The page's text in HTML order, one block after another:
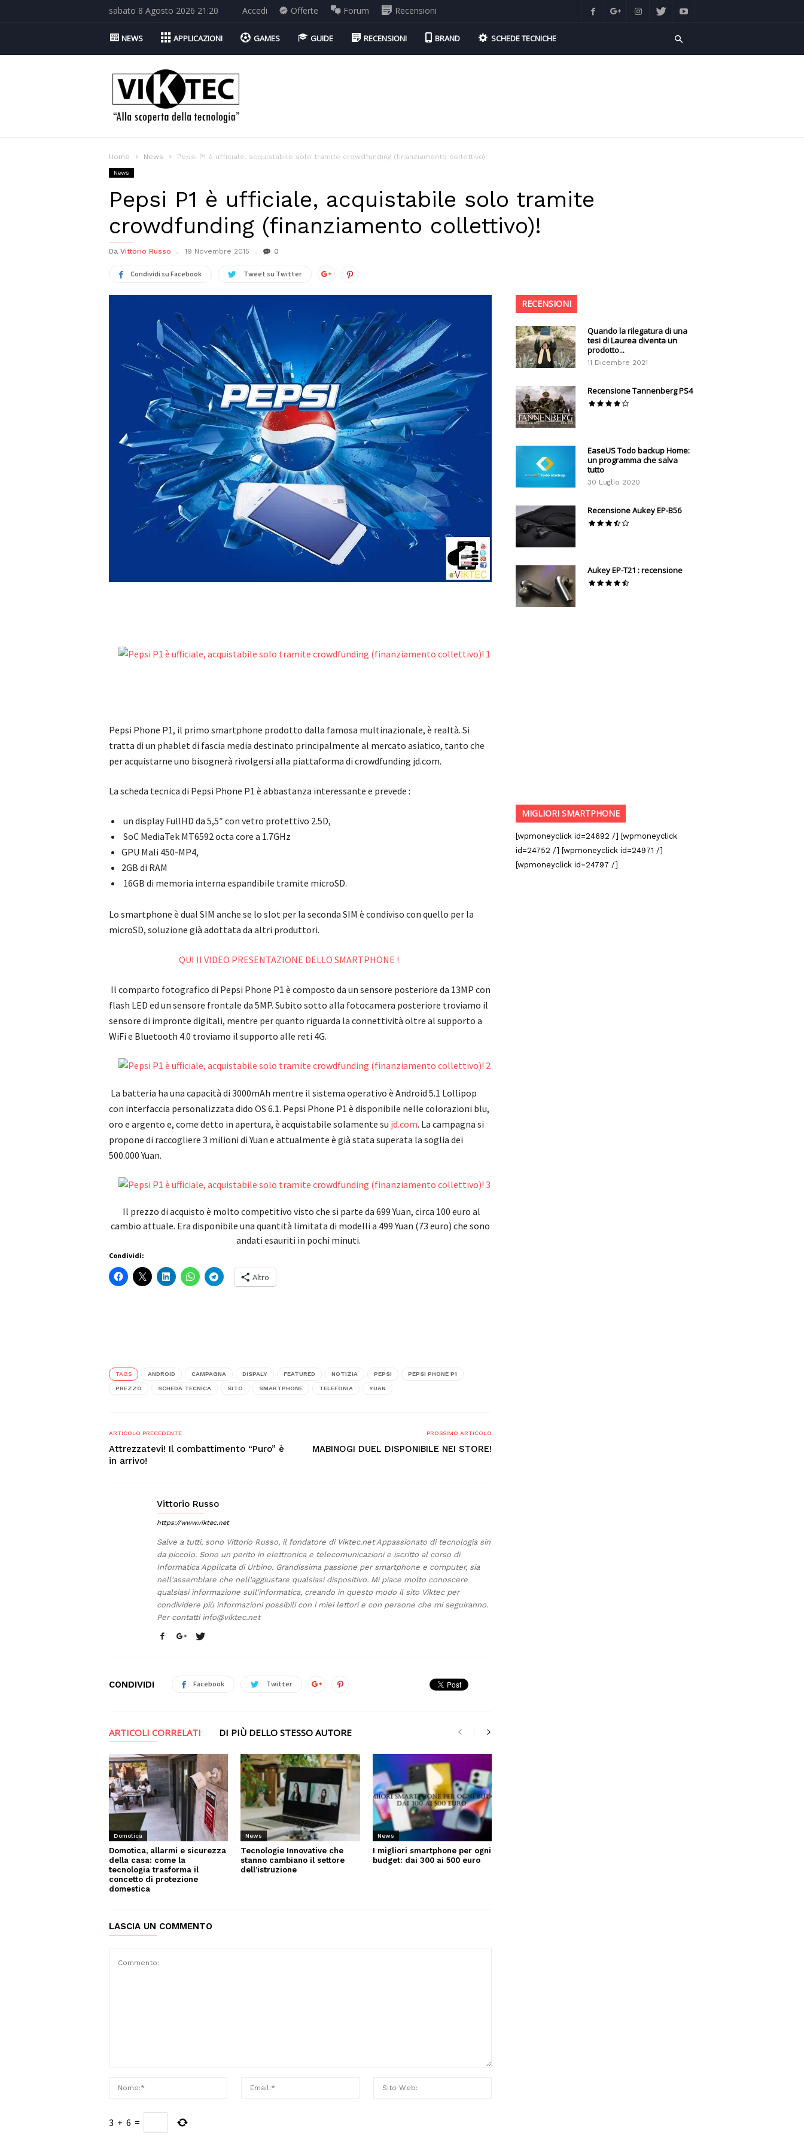
sabato 8 Agosto 2026 21:20 Accedi Offerte Forum Recensioni
NEWS APPLICAZIONI GAMES GUIDE RECENSIONI BRAND SCHEDE TECNICHE
Viktec.net
Home News Pepsi P1 è ufficiale, acquistabile solo tramite crowdfunding (finanziamento collettivo)!
News
Pepsi P1 è ufficiale, acquistabile solo tramite
crowdfunding (finanziamento collettivo)!
Da Vittorio Russo 19 Novembre 2015 0
Condividi su Facebook Tweet su Twitter
Pepsi Phone P1, il primo smartphone prodotto dalla famosa multinazionale, è realtà. Si
tratta di un phablet di fascia media destinato principalmente al mercato asiatico, tanto che
per acquistarne uno bisognerà rivolgersi alla piattaforma di crowdfunding jd.com.
La scheda tecnica di Pepsi Phone P1 è abbastanza interessante e prevede :
un display FullHD da 5,5″ con vetro protettivo 2.5D,
SoC MediaTek MT6592 octa core a 1.7GHz
GPU Mali 450-MP4,
2GB di RAM
16GB di memoria interna espandibile tramite microSD.
Lo smartphone è dual SIM anche se lo slot per la seconda SIM è condiviso con quello per la
microSD, soluzione già adottata da altri produttori.
QUI Il VIDEO PRESENTAZIONE DELLO SMARTPHONE !
Il comparto fotografico di Pepsi Phone P1 è composto da un sensore posteriore da 13MP con
flash LED ed un sensore frontale da 5MP. Subito sotto alla fotocamera posteriore troviamo il
sensore di impronte digitali, mentre per quanto riguarda la connettività oltre al supporto a
WiFi e Bluetooth 4.0 troviamo il supporto alle reti 4G.
La batteria ha una capacità di 3000mAh mentre il sistema operativo è Android 5.1 Lollipop
con interfaccia personalizzata dido OS 6.1. Pepsi Phone P1 è disponibile nelle colorazioni blu,
oro e argento e, come detto in apertura, è acquistabile solamente su jd.com. La campagna si
propone di raccogliere 3 milioni di Yuan e attualmente è già stata superata la soglia dei
500.000 Yuan.
Il prezzo di acquisto è molto competitivo visto che si parte da 699 Yuan, circa 100 euro al
cambio attuale. Era disponibile una quantità limitata di modelli a 499 Yuan (73 euro) che sono
andati esauriti in pochi minuti.
Condividi:
Altro
TAGS ANDROID CAMPAGNA DISPALY FEATURED NOTIZIA PEPSI PEPSI PHONE P1
PREZZO SCHEDA TECNICA SITO SMARTPHONE TELEFONIA YUAN
ARTICOLO PRECEDENTE
Attrezzatevi! Il combattimento “Puro” è
in arrivo!
PROSSIMO ARTICOLO
MABINOGI DUEL DISPONIBILE NEI STORE!
Vittorio Russo
https://www.viktec.net
Salve a tutti, sono Vittorio Russo, il fondatore di Viktec.net Appassionato di tecnologia sin
da piccolo. Sono un perito in elettronica e telecomunicazioni e iscritto al corso di
Informatica Applicata di Urbino. Grandissima passione per smartphone e computer, sia
nell'assemblare che nell'aggiustare qualsiasi dispositivo. Mi piace molto conoscere
qualsiasi informazione sull'informatica, creando in questo modo il sito Viktec per
condividere più informazioni possibili con i miei lettori e con persone che mi seguiranno.
Per contatti info@viktec.net
CONDIVIDI Facebook Twitter
ARTICOLI CORRELATI DI PIÙ DELLO STESSO AUTORE
Domotica
Domotica, allarmi e sicurezza
della casa: come la
tecnologia trasforma il
concetto di protezione
domestica
News
Tecnologie Innovative che
stanno cambiano il settore
dell’istruzione
News
I migliori smartphone per ogni
budget: dai 300 ai 500 euro
LASCIA UN COMMENTO
3 + 6 =
RECENSIONI
Quando la rilegatura di una
tesi di Laurea diventa un
prodotto...
11 Dicembre 2021
Recensione Tannenberg PS4
EaseUS Todo backup Home:
un programma che salva
tutto
30 Luglio 2020
Recensione Aukey EP-B56
Aukey EP-T21 : recensione
MIGLIORI SMARTPHONE
[wpmoneyclick id=24692 /] [wpmoneyclick
id=24752 /] [wpmoneyclick id=24971 /]
[wpmoneyclick id=24797 /]